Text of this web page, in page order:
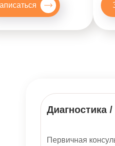
Диагностика
Первичная